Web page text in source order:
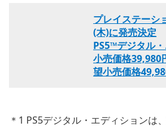
プレイステーシ
(木)に発売決定
PS5™デジタル
小売価格39,980
望小売価格
＊1 PS5デジタル・エディションは